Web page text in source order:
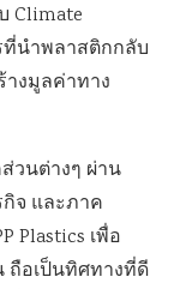
Climate
ที่นำพลาสติกกลับ
างมูลค่าทาง
วนต่างๆ ผ่าน
จ และภาค
Plastics เพื่อ
ถือเป็นทิศทางที่ดี